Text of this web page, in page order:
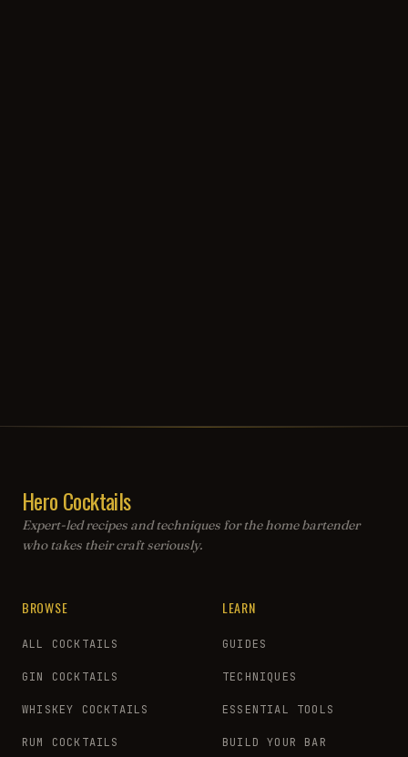
Hero Cocktails
Expert-led recipes and techniques for the home bartender
who takes their craft seriously.
BROWSE
ALL COCKTAILS
GIN COCKTAILS
WHISKEY COCKTAILS
RUM COCKTAILS
LEARN
GUIDES
TECHNIQUES
ESSENTIAL TOOLS
BUILD YOUR BAR